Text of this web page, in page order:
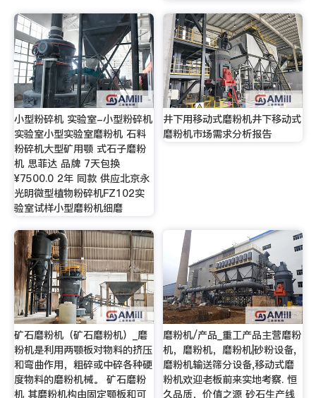
小型粉碎机 实验室-小型粉碎机
实验室小型实验室磨粉机 石料
粉碎机大型矿用颚 式石子磨粉
机 思菲达 品牌 7天包换
¥7500.0 2年 同款 供应北京永
光明微型植物粉碎机FZ102实
验室试样小型磨粉机细磨
井下用移动式磨粉机井下移动式
磨粉机市场需求分析报告
矿石磨粉机（矿石磨粉机）_磨
粉机是利用两颚板对物料的挤压
和弯曲作用，粗碎或中碎各种硬
度物料的磨粉机械。 矿石磨粉
机 其磨粉机构由固定颚板和可
磨粉机/产品_重工产品主营磨粉
机，磨粉机，磨粉机|砂粉设备,
磨粉机输送筛分设备,移动式磨
粉机欢迎老板前来实地考察. 恒
久品质，价值之源 砂石生产线